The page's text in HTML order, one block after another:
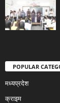
POPULAR
मध्यप्रदेश
क्राइम